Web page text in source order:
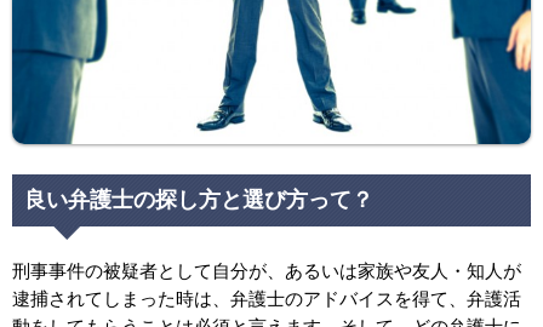
良い弁護士の探し方と選び方って？
刑事事件の被疑者として自分が、あるいは家族や友人・知人が
逮捕されてしまった時は、弁護士のアドバイスを得て、弁護活